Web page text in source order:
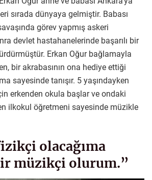
sırada dünyaya gelmiştir. Babası
görev yapmış askeri
devlet hastahanelerinde başarılı bir
Erkan Oğur bağlamayla
bir akrabasının ona hediye ettiği
sayesinde tanışır. 5 yaşındayken
erkenden okula başlar ve ondaki
ilkokul öğretmeni sayesinde müzikle
olacağıma
müzikçi olurum.”